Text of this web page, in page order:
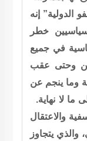
الدولية” إنه
خطر
في جميع
وحتى عقب
وما ينجم عن
ما لا نهاية.
والاعتقال
والذي يتجاوز